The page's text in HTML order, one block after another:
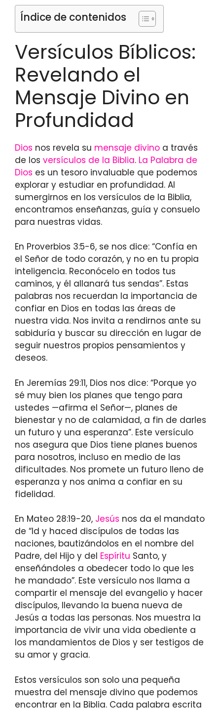
Índice de contenidos
Versículos Bíblicos:
Revelando el
Mensaje Divino en
Profundidad
Dios nos revela su mensaje divino a través
de los versículos de la Biblia. La Palabra de
Dios es un tesoro invaluable que podemos
explorar y estudiar en profundidad. Al
sumergirnos en los versículos de la Biblia,
encontramos enseñanzas, guía y consuelo
para nuestras vidas.
En Proverbios 3:5-6, se nos dice: “Confía en
el Señor de todo corazón, y no en tu propia
inteligencia. Reconócelo en todos tus
caminos, y él allanará tus sendas”. Estas
palabras nos recuerdan la importancia de
confiar en Dios en todas las áreas de
nuestra vida. Nos invita a rendirnos ante su
sabiduría y buscar su dirección en lugar de
seguir nuestros propios pensamientos y
deseos.
En Jeremías 29:11, Dios nos dice: “Porque yo
sé muy bien los planes que tengo para
ustedes —afirma el Señor—, planes de
bienestar y no de calamidad, a fin de darles
un futuro y una esperanza”. Este versículo
nos asegura que Dios tiene planes buenos
para nosotros, incluso en medio de las
dificultades. Nos promete un futuro lleno de
esperanza y nos anima a confiar en su
fidelidad.
En Mateo 28:19-20, Jesús nos da el mandato
de “Id y haced discípulos de todas las
naciones, bautizándolos en el nombre del
Padre, del Hijo y del Espíritu Santo, y
enseñándoles a obedecer todo lo que les
he mandado”. Este versículo nos llama a
compartir el mensaje del evangelio y hacer
discípulos, llevando la buena nueva de
Jesús a todas las personas. Nos muestra la
importancia de vivir una vida obediente a
los mandamientos de Dios y ser testigos de
su amor y gracia.
Estos versículos son solo una pequeña
muestra del mensaje divino que podemos
encontrar en la Biblia. Cada palabra escrita